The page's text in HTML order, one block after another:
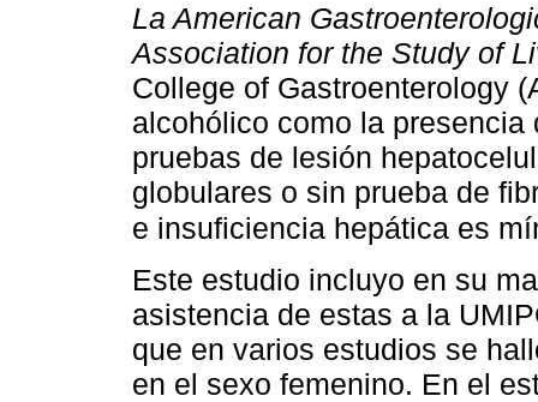
La American
Association for the Study of
College of Gastroenterology
alcohólico como la
pruebas de lesión
globulares o sin prueba de
e insuficiencia hepática es
Este estudio incluyo en su
asistencia de estas a la
que en varios estudios se
en el sexo femenino. En el